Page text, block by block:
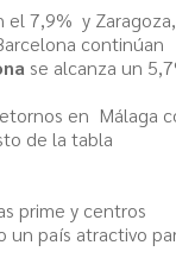
el 7,9% y Zaragoza,
continúan
se alcanza un
en Málaga
de la tabla
prime y centros
un país atractivo